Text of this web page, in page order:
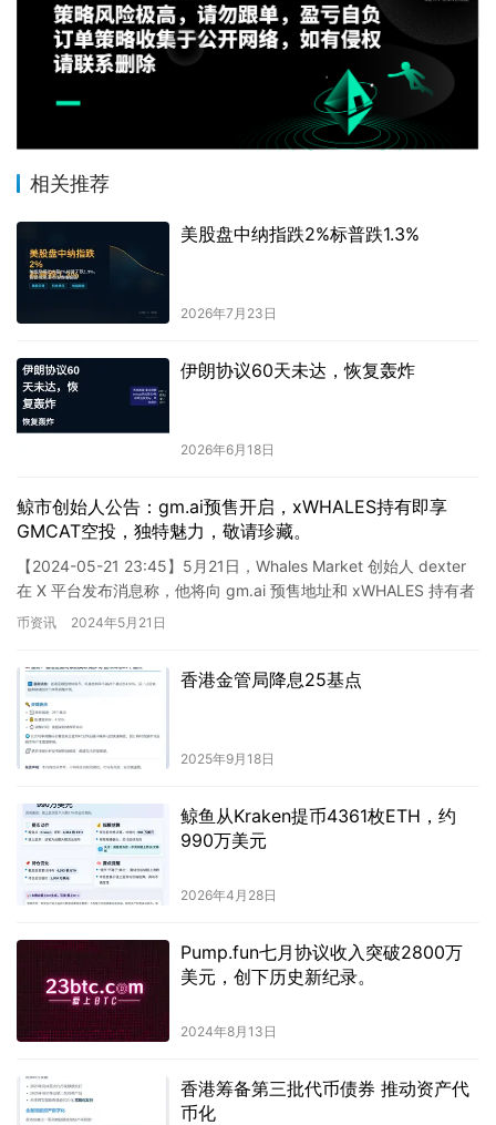
相关推荐
美股盘中纳指跌2%标普跌1.3%
2026年7月23日
伊朗协议60天未达，恢复轰炸
2026年6月18日
鲸市创始人公告：gm.ai预售开启，xWHALES持有即享
GMCAT空投，独特魅力，敬请珍藏。
【2024-05-21 23:45】5月21日，Whales Market 创始人 dexter
在 X 平台发布消息称，他将向 gm.ai 预售地址和 xWHALES 持有者
空投…
币资讯 2024年5月21日
香港金管局降息25基点
2025年9月18日
鲸鱼从Kraken提币4361枚ETH，约
990万美元
2026年4月28日
Pump.fun七月协议收入突破2800万
美元，创下历史新纪录。
2024年8月13日
香港筹备第三批代币债券 推动资产代
币化